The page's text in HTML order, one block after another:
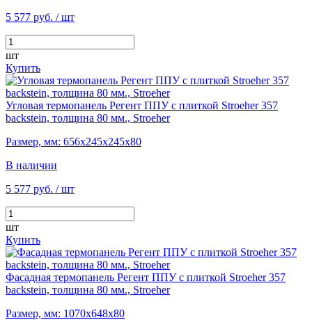
5 577 руб. / шт
шт
Купить
Угловая термопанель Регент ППУ с плиткой Stroeher 357
backstein, толщина 80 мм., Stroeher
Размер, мм: 656х245х245х80
В наличии
5 577 руб. / шт
шт
Купить
Фасадная термопанель Регент ППУ с плиткой Stroeher 357
backstein, толщина 80 мм., Stroeher
Размер, мм: 1070х648х80